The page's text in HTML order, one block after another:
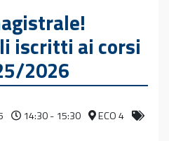
iscritti ai corsi
2026
14:30 - 15:30
ECO 4